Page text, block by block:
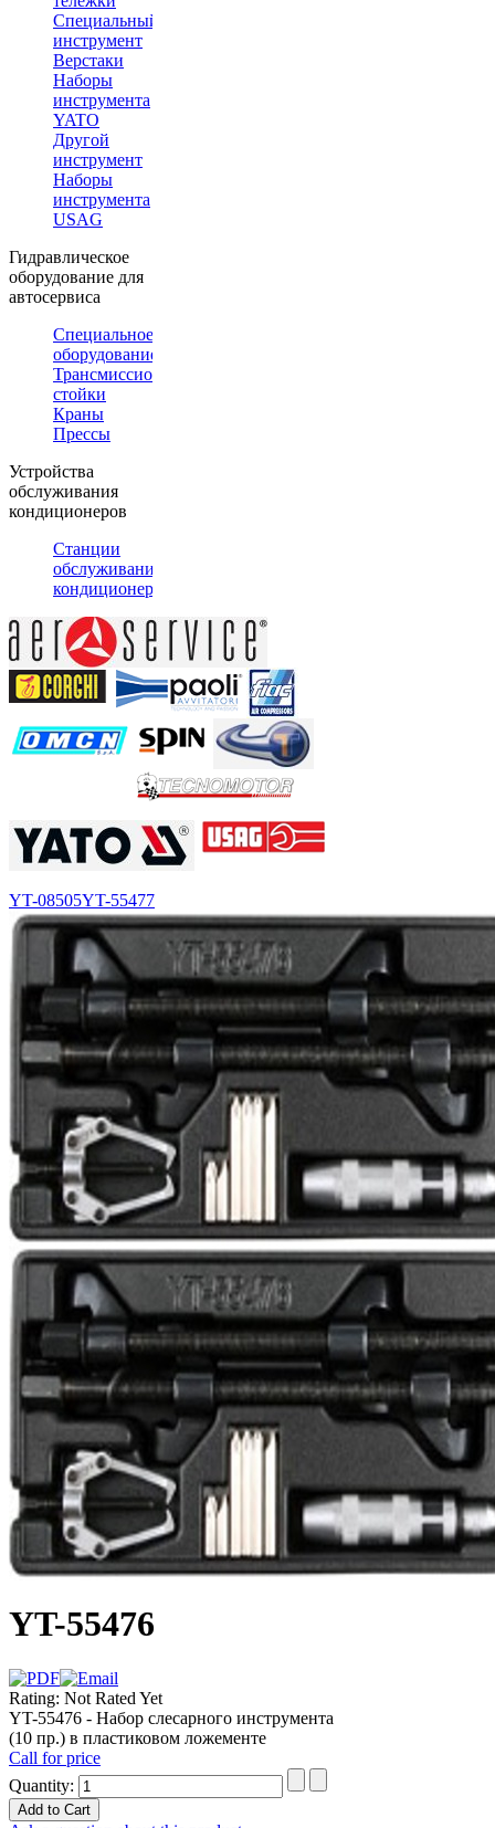
Специальный
инструмент
Верстаки
Наборы
инструмента
YATO
Другой
инструмент
Наборы
инструмента
USAG
Гидравлическое
оборудование для
автосервиса
Специальное
оборудование
Трансмиссионные
стойки
Краны
Прессы
Устройства
обслуживания
кондиционеров
Станции
обслуживания
кондиционеров
YT-08505YT-55477
YT-55476
Rating: Not Rated Yet
YT-55476 - Набор слесарного инструмента
(10 пр.) в пластиковом ложементе
Call for price
Quantity: